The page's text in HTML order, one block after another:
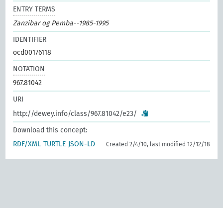
ENTRY TERMS
Zanzibar og Pemba--1985-1995
IDENTIFIER
ocd00176118
NOTATION
967.81042
URI
http://dewey.info/class/967.81042/e23/
Download this concept:
RDF/XML TURTLE JSON-LD Created 2/4/10, last modified 12/12/18